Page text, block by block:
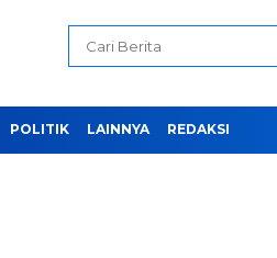
POLITIK LAINNYA REDAKSI